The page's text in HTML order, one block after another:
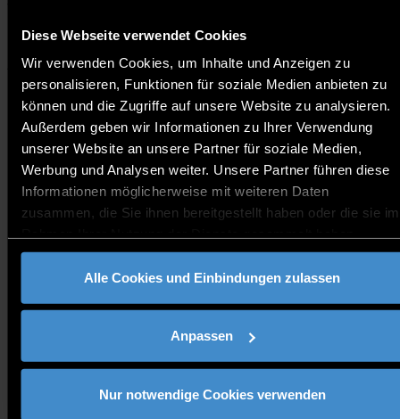
Diese Webseite verwendet Cookies
Wir verwenden Cookies, um Inhalte und Anzeigen zu
personalisieren, Funktionen für soziale Medien anbieten zu
können und die Zugriffe auf unsere Website zu analysieren.
Außerdem geben wir Informationen zu Ihrer Verwendung
unserer Website an unsere Partner für soziale Medien,
Werbung und Analysen weiter. Unsere Partner führen diese
Informationen möglicherweise mit weiteren Daten
zusammen, die Sie ihnen bereitgestellt haben oder die sie im
Alle Cookies und Einbindungen zulassen
Anpassen
Nur notwendige Cookies verwenden
von den Teilnehmenden aufgenommen und gedeutet wird
und welche Empfehlungen sich daraus für die weitere
Entwicklung ergeben. In einem gemeinsamen hybriden
Abschluss wurden die Ergebnisse zusammengeführt.
Für das THD-Projektteam – bestehend aus Prof. Dr. Doris
Eberhardt, Studiengangsleitung des Bachelors
Pflegepädagogik, sowie den Projektmitarbeitenden Luisa
Kraus und Alexander Raab – markierte die
Konsensuskonferenz einen wichtigen Meilenstein im
Projektverlauf. Sie eröffnete einen intensiven
länderübergreifenden Austausch zwischen Wissenschaft,
des theoretischen Bezugsrahmens bei. Auf Grundlage der
Konferenzergebnisse wird dieser nun weiterentwickelt.
Daran schließt der nächste zentrale Arbeitsschritt an, für
den die THD die Führung übernimmt: die didaktische
Konkretisierung der Kompetenzdimensionen. Im
Mittelpunkt steht dabei die Frage, welche Lehr-Lern-
Formate und didaktischen Konzepte geeignet sind, um die
im Bezugsrahmen beschriebenen Kompetenzdimensionen
gezielt zu fördern.